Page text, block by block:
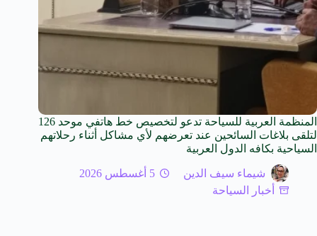
المنظمة العربية للسياحة تدعو لتخصيص خط هاتفي موحد 126
لتلقى بلاغات السائحين عند تعرضهم لأي مشاكل أثناء رحلاتهم
السياحية بكافه الدول العربية
شيماء سيف الدين
5 أغسطس 2026
أخبار السياحة